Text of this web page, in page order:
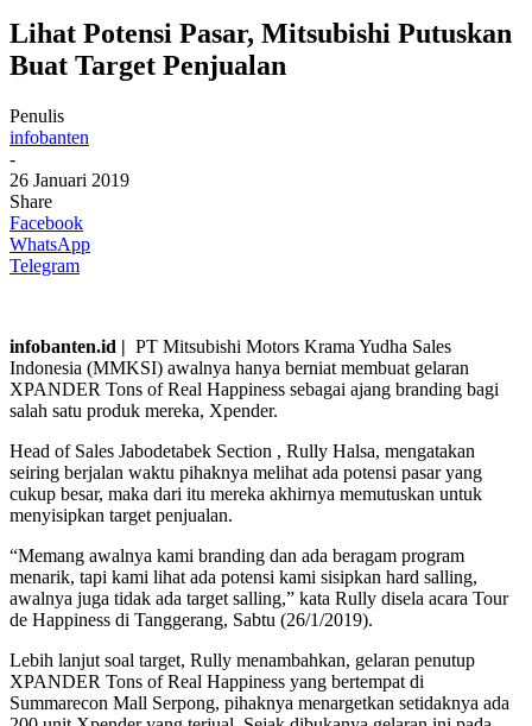
Lihat Potensi Pasar, Mitsubishi Putuskan
Buat Target Penjualan
Penulis
infobanten
-
26 Januari 2019
Share
Facebook
WhatsApp
Telegram
infobanten.id | PT Mitsubishi Motors Krama Yudha Sales
Indonesia (MMKSI) awalnya hanya berniat membuat gelaran
XPANDER Tons of Real Happiness sebagai ajang branding bagi
salah satu produk mereka, Xpender.
Head of Sales Jabodetabek Section , Rully Halsa, mengatakan
seiring berjalan waktu pihaknya melihat ada potensi pasar yang
cukup besar, maka dari itu mereka akhirnya memutuskan untuk
menyisipkan target penjualan.
“Memang awalnya kami branding dan ada beragam program
menarik, tapi kami lihat ada potensi kami sisipkan hard salling,
awalnya juga tidak ada target salling,” kata Rully disela acara Tour
de Happiness di Tanggerang, Sabtu (26/1/2019).
Lebih lanjut soal target, Rully menambahkan, gelaran penutup
XPANDER Tons of Real Happiness yang bertempat di
Summarecon Mall Serpong, pihaknya menargetkan setidaknya ada